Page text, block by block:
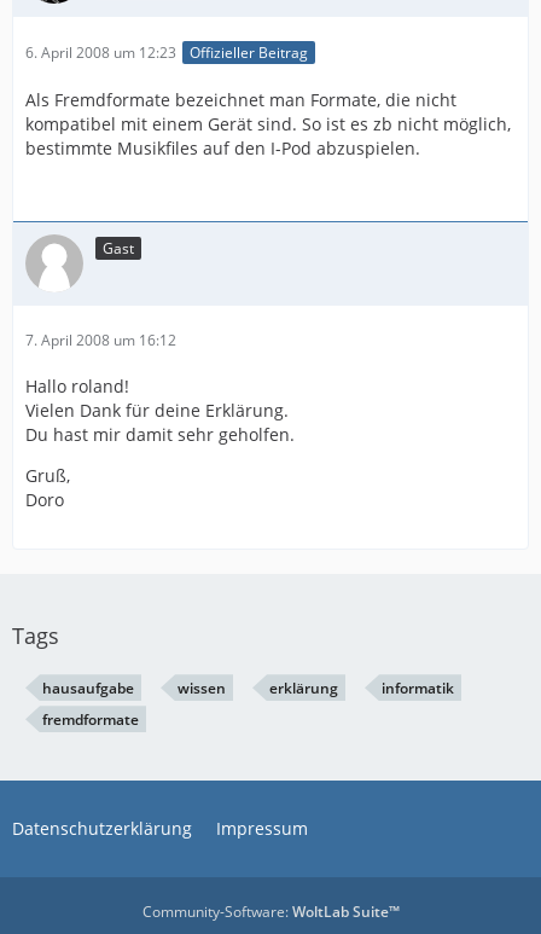
6. April 2008 um 12:23 Offizieller Beitrag
Als Fremdformate bezeichnet man Formate, die nicht
kompatibel mit einem Gerät sind. So ist es zb nicht möglich,
bestimmte Musikfiles auf den I-Pod abzuspielen.
Gast
7. April 2008 um 16:12
Hallo roland!
Vielen Dank für deine Erklärung.
Du hast mir damit sehr geholfen.
Gruß,
Doro
Tags
hausaufgabe wissen erklärung
informatik
fremdformate
Datenschutzerklärung Impressum
Community-Software:WoltLab Suite™